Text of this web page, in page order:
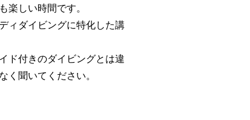
楽しい時間です。
ィダイビングに特化した講
ド付きのダイビングとは違
く聞いてください。